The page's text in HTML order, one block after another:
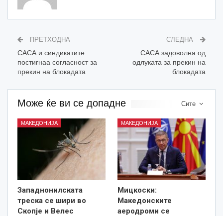
ПРЕТХОДНА
САСА и синдикатите
постигнаа согласност за
прекин на блокадата
СЛЕДНА
САСА задоволна од
одлуката за прекин на
блокадата
Сите
Може ќе ви се допадне
МАКЕДОНИЈА
Западнонилската
треска се шири во
Скопје и Велес
МАКЕДОНИЈА
Мицкоски:
Македонските
аеродроми се